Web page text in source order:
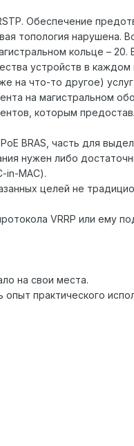
Обеспечение
топология нарушена.
кольце –
устройств в
на что-то другое)
на магистральном
которым
BRAS, часть для
нужен либо
in-MAC).
целей не
VRRP или ему
на свои места.
практического